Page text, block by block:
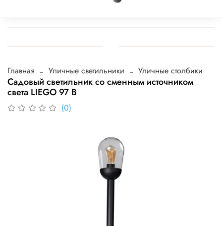
Главная Уличные светильники Уличные столбики
Садовый светильник со сменным источником
света LIEGO 97 B
(0)